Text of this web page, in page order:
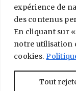
expérience de
des contenus
En cliquant sur
notre utilisation
cookies.
Tout
© 2024